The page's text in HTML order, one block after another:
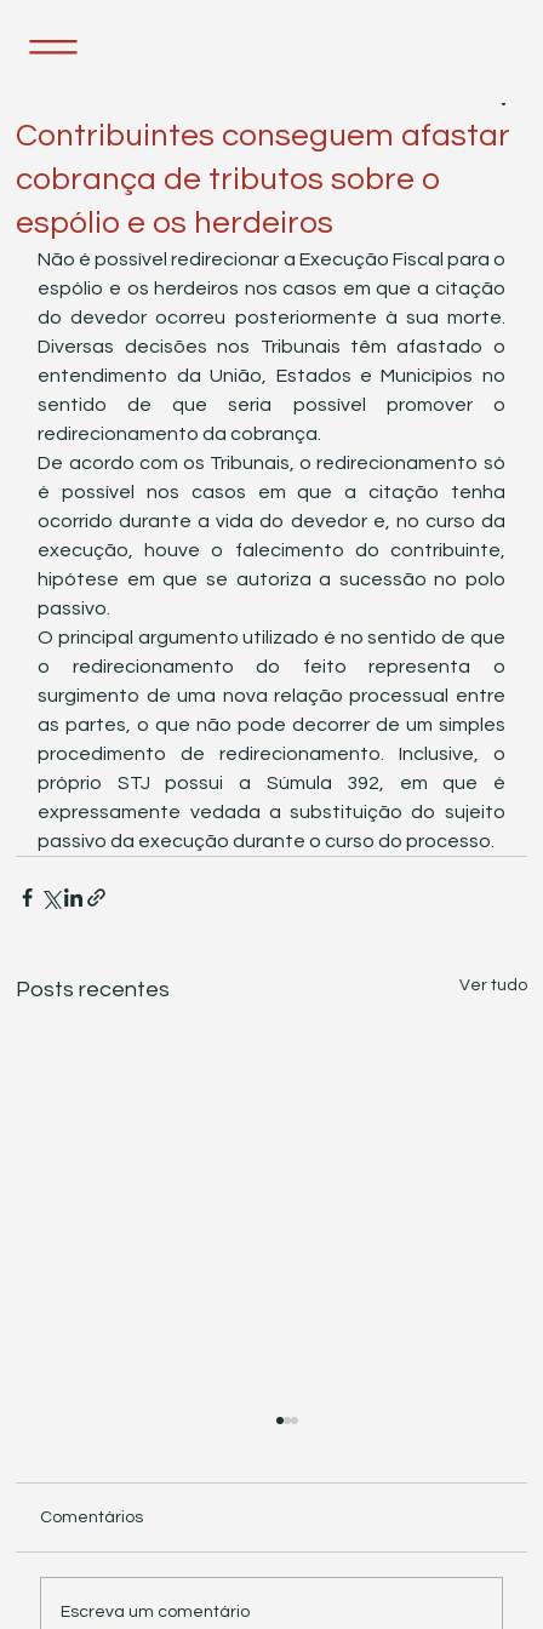
Contribuintes conseguem afastar
cobrança de tributos sobre o
espólio e os herdeiros
Não é possível redirecionar a Execução Fiscal para o
espólio e os herdeiros nos casos em que a citação
do devedor ocorreu posteriormente à sua morte.
Diversas decisões nos Tribunais têm afastado o
entendimento da União, Estados e Municípios no
sentido de que seria possível promover o
redirecionamento da cobrança.
De acordo com os Tribunais, o redirecionamento só
é possível nos casos em que a citação tenha
ocorrido durante a vida do devedor e, no curso da
execução, houve o falecimento do contribuinte,
hipótese em que se autoriza a sucessão no polo
passivo.
O principal argumento utilizado é no sentido de que
o redirecionamento do feito representa o
surgimento de uma nova relação processual entre
as partes, o que não pode decorrer de um simples
procedimento de redirecionamento. Inclusive, o
próprio STJ possui a Súmula 392, em que é
expressamente vedada a substituição do sujeito
passivo da execução durante o curso do processo.
Posts recentes Ver tudo
Comentários
Escreva um comentário